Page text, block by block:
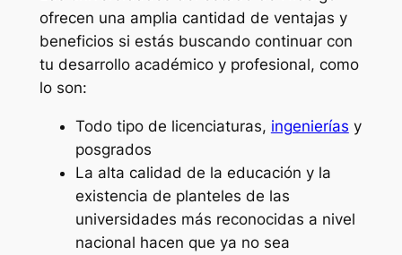
ofrecen una amplia cantidad de ventajas y
beneficios si estás buscando continuar con
tu desarrollo académico y profesional, como
lo son:
Todo tipo de licenciaturas, ingenierías y
posgrados
La alta calidad de la educación y la
existencia de planteles de las
universidades más reconocidas a nivel
nacional hacen que ya no sea